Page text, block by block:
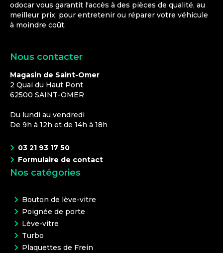
odocar vous garantit l'accès à des pièces de qualité, au
meilleur prix, pour entretenir ou réparer votre véhicule
à moindre coût.
Nous contacter
Magasin de Saint-Omer
2 Quai du Haut Pont
62500 SAINT-OMER
Du lundi au vendredi
De 9h à 12h et de 14h à 18h
03 21 93 17 50
Formulaire de contact
Nos catégories
Bouton de lève-vitre
Poignée de porte
Lève-vitre
Turbo
Plaquettes de Frein